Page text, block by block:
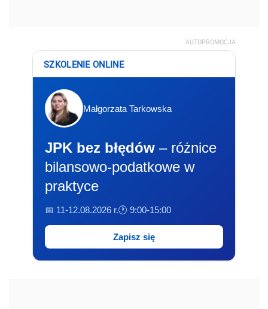
AUTOPROMOCJA
SZKOLENIE ONLINE
Małgorzata Tarkowska
JPK bez błędów – różnice
bilansowo-podatkowe w
praktyce
📅 11-12.08.2026 r.🕐 9:00-15:00
Zapisz się